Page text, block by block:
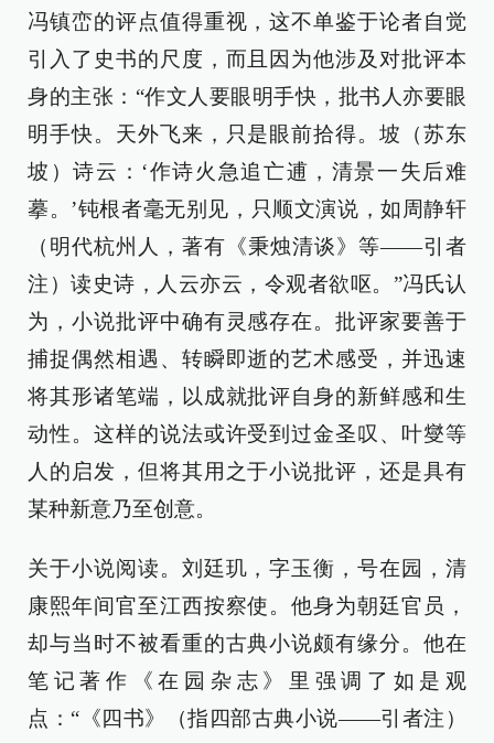
冯镇峦的评点值得重视，这不单鉴于论者自觉
引入了史书的尺度，而且因为他涉及对批评本
身的主张：“作文人要眼明手快，批书人亦要眼
明手快。天外飞来，只是眼前拾得。坡（苏东
坡）诗云：‘作诗火急追亡逋，清景一失后难
摹。’钝根者毫无别见，只顺文演说，如周静轩
（明代杭州人，著有《秉烛清谈》等——引者
注）读史诗，人云亦云，令观者欲呕。”冯氏认
为，小说批评中确有灵感存在。批评家要善于
捕捉偶然相遇、转瞬即逝的艺术感受，并迅速
将其形诸笔端，以成就批评自身的新鲜感和生
动性。这样的说法或许受到过金圣叹、叶燮等
人的启发，但将其用之于小说批评，还是具有
某种新意乃至创意。
关于小说阅读。刘廷玑，字玉衡，号在园，清
康熙年间官至江西按察使。他身为朝廷官员，
却与当时不被看重的古典小说颇有缘分。他在
笔记著作《在园杂志》里强调了如是观
点：“《四书》（指四部古典小说——引者注）